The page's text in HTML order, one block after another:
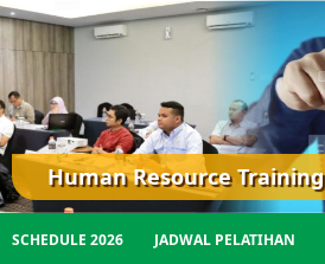
Human Resource Training
SCHEDULE 2026 JADWAL PELATIHAN